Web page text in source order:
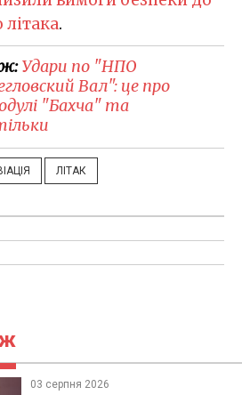
.
Удари по "НПО
Вал": це про
"Бахча" та
ЛІТАК
03 серпня 2026